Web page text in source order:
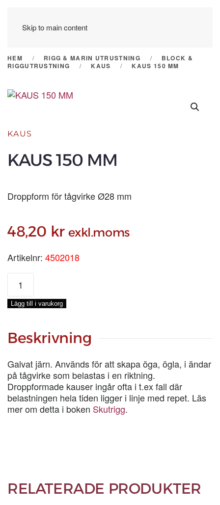
Skip to main content
HEM RIGG & MARIN UTRUSTNING
BLOCK &
RIGGUTRUSTNING
KAUS KAUS 150 MM
KAUS
KAUS 150 MM
Droppform för tågvirke Ø28 mm
48,20 kr exkl.moms
Artikelnr: 4502018
KAUS
150
MM
mängd
Lägg till i varukorg
Beskrivning
Galvat järn. Används för att skapa öga, ögla, i ändar
på tågvirke som belastas i en riktning.
Droppformade kauser ingår ofta i t.ex fall där
belastningen hela tiden ligger i linje med repet. Läs
mer om detta i boken Skutrigg.
RELATERADE PRODUKTER